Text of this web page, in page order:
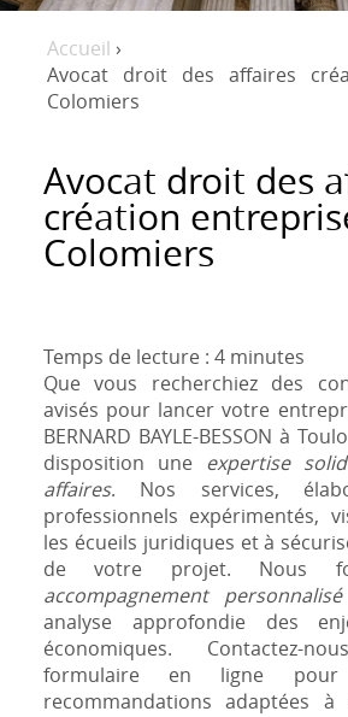
Accueil ›
Avocat droit des affaires
Colomiers
Avocat droit des
création
Colomiers
Temps de lecture : 4 minutes
Que vous recherchiez des
avisés pour lancer votre
BERNARD BAYLE-BESSON à
disposition une expertise
affaires. Nos services,
professionnels expérimentés,
les écueils juridiques et à
de votre projet. Nous
accompagnement personnalisé
analyse approfondie des
économiques. Contactez-
formulaire en ligne
recommandations adaptées